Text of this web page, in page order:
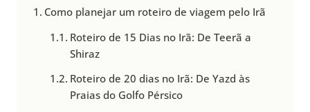
Como planejar um roteiro de viagem pelo Irã
Roteiro de 15 Dias no Irã: De Teerã a
Shiraz
Roteiro de 20 dias no Irã: De Yazd às
Praias do Golfo Pérsico